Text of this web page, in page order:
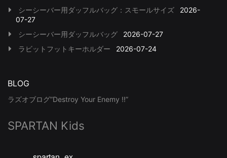
シーシーバー用ダッフルバッグ：スモールサイズ
2026-
07-27
シーシーバー用ダッフルバッグ
2026-07-27
ラビットフットキーホルダー
2026-07-24
BLOG
ラズオブログ”Destroy Your Enemy !!”
SPARTAN Kids